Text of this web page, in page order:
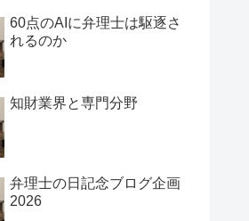
60点のAIに弁理士は駆逐さ
れるのか
知財業界と専門分野
弁理士の日記念ブログ企画
2026